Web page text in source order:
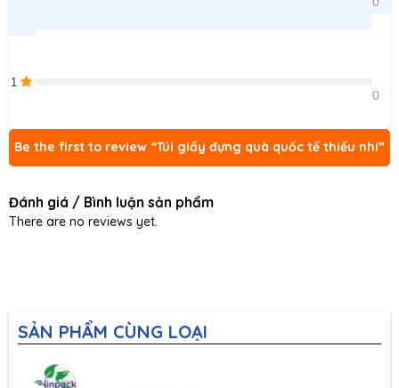
1
Be the first to review “Túi giấy đựng quà quốc tế thiếu nhi”
Đánh giá / Bình luận sản phẩm
There are no reviews yet.
SẢN PHẨM CÙNG LOẠI